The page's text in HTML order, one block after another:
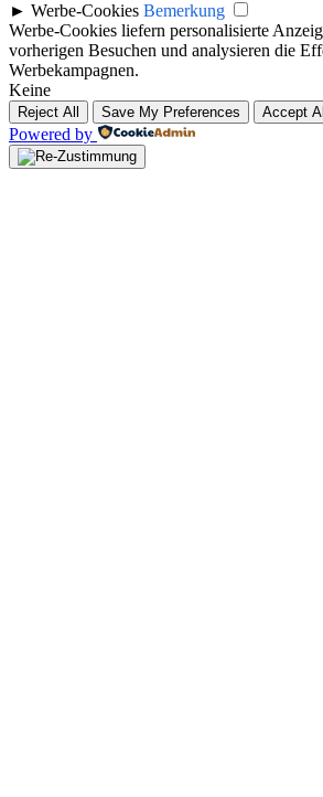
► Werbe-Cookies Bemerkung
Werbe-Cookies liefern personalisierte
vorherigen Besuchen und analysieren die
Werbekampagnen.
Keine
Reject All Save My Preferences Accept All
Powered by